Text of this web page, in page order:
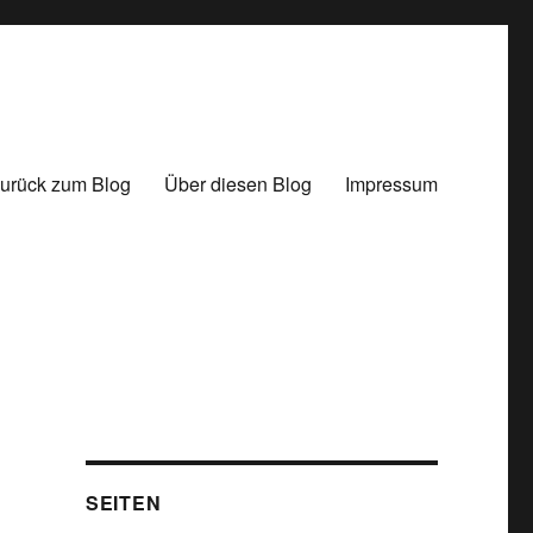
zum Blog Über diesen Blog Impressum
SEITEN